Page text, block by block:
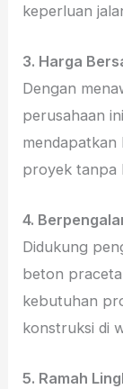
keperluan
3. Harga
Dengan
perusahaan
mendapatkan
proyek tanpa
4.
Didukung
beton
kebutuhan
konstruksi di
5. Ramah